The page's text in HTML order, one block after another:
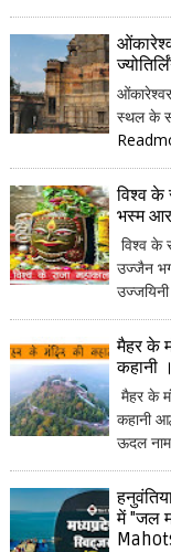
स्थल के
विश्व के
भस्म
विश्व के
उज्जैन
मैहर के
मैहर के
कहानी
ऊदल
में "जल